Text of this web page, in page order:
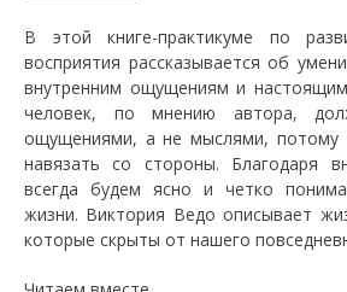
В этой книге-практикуме по
восприятия рассказывается об
внутренним ощущениям и
человек, по мнению автора,
ощущениями, а не мыслями, потому
навязать со стороны. Благодаря
всегда будем ясно и четко
жизни. Виктория Ведо описывает
которые скрыты от нашего